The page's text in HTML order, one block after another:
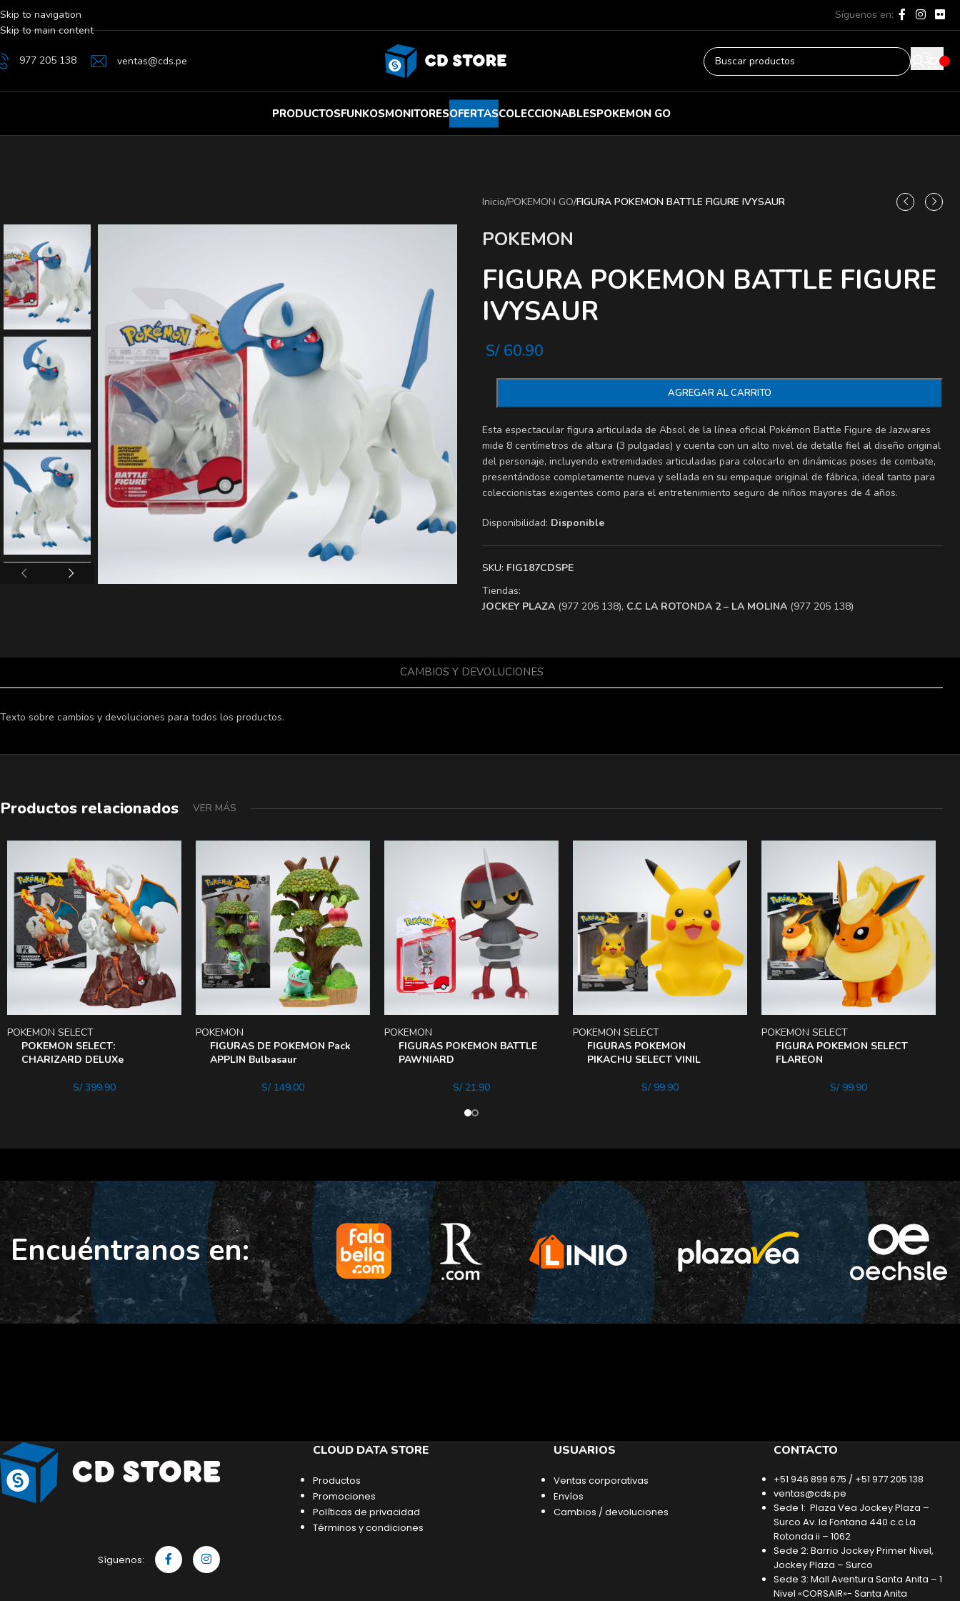
Skip to navigation
Skip to main content
Síguenos en:
977 205 138 ventas@cds.pe
PRODUCTOSFUNKOSMONITORESOFERTASCOLECCIONABLESPOKEMON GO
Inicio/POKEMON GO/FIGURA POKEMON BATTLE FIGURE IVYSAUR
POKEMON
FIGURA POKEMON BATTLE FIGURE
IVYSAUR
S/60.90
AGREGAR AL CARRITO
Esta espectacular figura articulada de Absol de la línea oficial Pokémon Battle Figure de Jazwares
mide 8 centímetros de altura (3 pulgadas) y cuenta con un alto nivel de detalle fiel al diseño original
del personaje, incluyendo extremidades articuladas para colocarlo en dinámicas poses de combate,
presentándose completamente nueva y sellada en su empaque original de fábrica, ideal tanto para
coleccionistas exigentes como para el entretenimiento seguro de niños mayores de 4 años.
Disponibilidad: Disponible
SKU: FIG187CDSPE
Tiendas:
​JOCKEY PLAZA (977 205 138), ​C.C LA ROTONDA 2 – LA MOLINA (977 205 138)
CAMBIOS Y DEVOLUCIONES
Texto sobre cambios y devoluciones para todos los productos.
Productos relacionados VER MÁS
POKEMON SELECT:
CHARIZARD DELUXe
POKEMON SELECT
S/399.90
FIGURAS DE POKEMON Pack
APPLIN Bulbasaur
POKEMON
S/149.00
FIGURAS POKEMON BATTLE
PAWNIARD
POKEMON
S/21.90
FIGURAS POKEMON
PIKACHU SELECT VINIL
POKEMON SELECT
S/99.90
FIGURA POKEMON SELECT
FLAREON
POKEMON SELECT
S/99.90
Encuéntranos en:
Síguenos:
CLOUD DATA STORE
Productos
Promociones
Políticas de privacidad
Términos y condiciones
USUARIOS
Ventas corporativas
Envíos
Cambios / devoluciones
CONTACTO
+51 946 899 675 / +51 977 205 138
ventas@cds.pe
Sede 1: Plaza Vea Jockey Plaza –
Surco Av. la Fontana 440 c.c La
Rotonda ii – 1062
Sede 2: Barrio Jockey Primer Nivel,
Jockey Plaza – Surco
Sede 3: Mall Aventura Santa Anita – 1
Nivel «CORSAIR»- Santa Anita